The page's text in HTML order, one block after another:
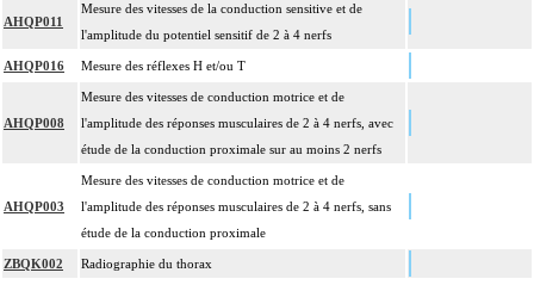
AHQP011
Mesure des vitesses de la conduction sensitive et de
l'amplitude du potentiel sensitif de 2 à 4 nerfs
AHQP016 Mesure des réflexes H et/ou T
AHQP008
Mesure des vitesses de conduction motrice et de
l'amplitude des réponses musculaires de 2 à 4 nerfs, avec
étude de la conduction proximale sur au moins 2 nerfs
AHQP003
Mesure des vitesses de conduction motrice et de
l'amplitude des réponses musculaires de 2 à 4 nerfs, sans
étude de la conduction proximale
ZBQK002 Radiographie du thorax